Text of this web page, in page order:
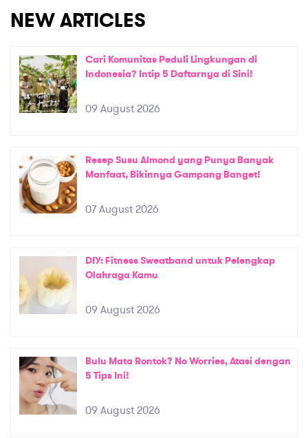
NEW ARTICLES
Cari Komunitas Peduli Lingkungan di
Indonesia? Intip 5 Daftarnya di Sini!
09 August 2026
Resep Susu Almond yang Punya Banyak
Manfaat, Bikinnya Gampang Banget!
07 August 2026
DIY: Fitness Sweatband untuk Pelengkap
Olahraga Kamu
09 August 2026
Bulu Mata Rontok? No Worries, Atasi dengan
5 Tips Ini!
09 August 2026